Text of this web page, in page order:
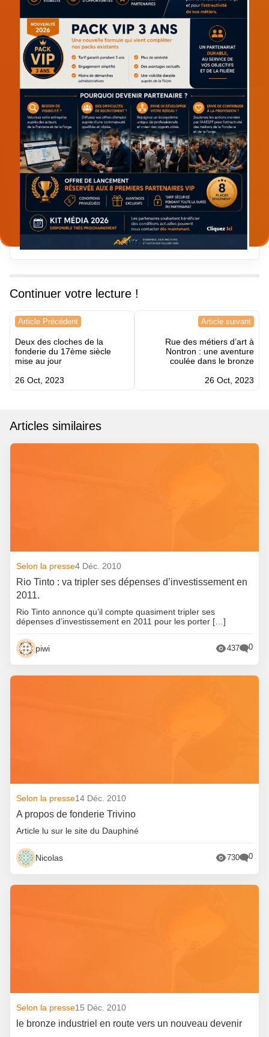
Continuer votre lecture !
Navigation
l’article
Article Précédent
Deux des cloches de la
fonderie du 17ème siècle
mise au jour
26 Oct, 2023
Article suivant
Rue des métiers d’art à
Nontron : une aventure
coulée dans le bronze
26 Oct, 2023
Articles similaires
Selon la presse4 Déc. 2010
Rio Tinto : va tripler ses dépenses d’investissement en
2011.
Rio Tinto annonce qu’il compte quasiment tripler ses
dépenses d’investissement en 2011 pour les porter […]
piwi 437 0
Selon la presse14 Déc. 2010
A propos de fonderie Trivino
Article lu sur le site du Dauphiné
Nicolas 730 0
Selon la presse15 Déc. 2010
le bronze industriel en route vers un nouveau devenir